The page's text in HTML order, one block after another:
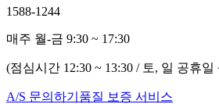
1588-1244
매주 월-금 9:30 ~ 17:30
(점심시간 12:30 ~ 13:30 / 토, 일 공휴
A/S 문의하기 품질 보증 서비스